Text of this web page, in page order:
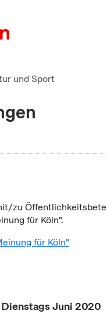
und Sport
zu
für Köln".
für Köln"
Juni 2020